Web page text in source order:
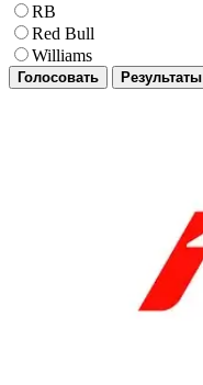
RB
Red Bull
Williams
Голосовать Результаты